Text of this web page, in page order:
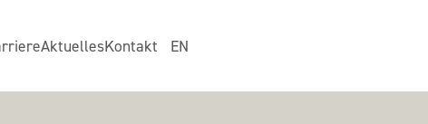
AktuellesKontakt EN